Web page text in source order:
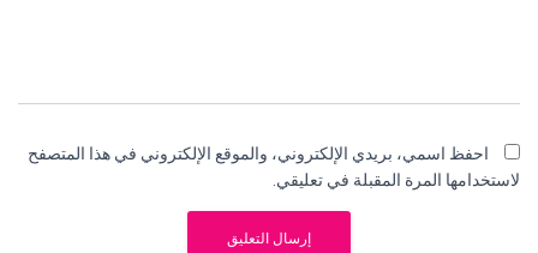
احفظ اسمي، بريدي الإلكتروني، والموقع الإلكتروني في هذا المتصفح
لاستخدامها المرة المقبلة في تعليقي.